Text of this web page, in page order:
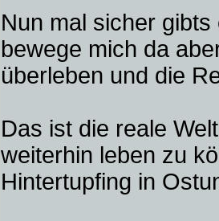
Nun mal sicher
bewege mich da
überleben und die
Das ist die reale
weiterhin leben zu
Hintertupfing in